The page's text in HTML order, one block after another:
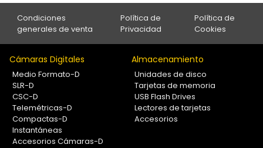
Condiciones
generales de venta
Política de
Privacidad
Política de
Cookies
Cámaras Digitales
Medio Formato-D
SLR-D
CSC-D
Telemétricas-D
Compactas-D
Instantáneas
Accesorios Cámaras-D
Almacenamiento
Unidades de disco
Tarjetas de memoria
USB Flash Drives
Lectores de tarjetas
Accesorios